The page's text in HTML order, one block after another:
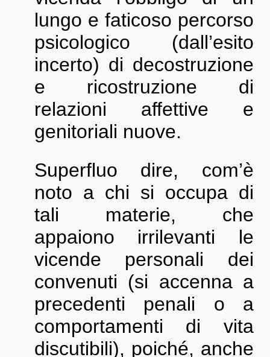
lungo e faticoso percorso
psicologico (dall’esito
incerto) di decostruzione
e ricostruzione di
relazioni affettive e
genitoriali nuove.
Superfluo dire, com’è
noto a chi si occupa di
tali materie, che
appaiono irrilevanti le
vicende personali dei
convenuti (si accenna a
precedenti penali o a
comportamenti di vita
discutibili), poiché, anche